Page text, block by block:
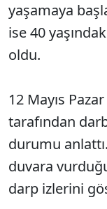
yaşamaya
ise 40
oldu.
12 Mayıs
tarafından
durumu
duvara
darp izlerini